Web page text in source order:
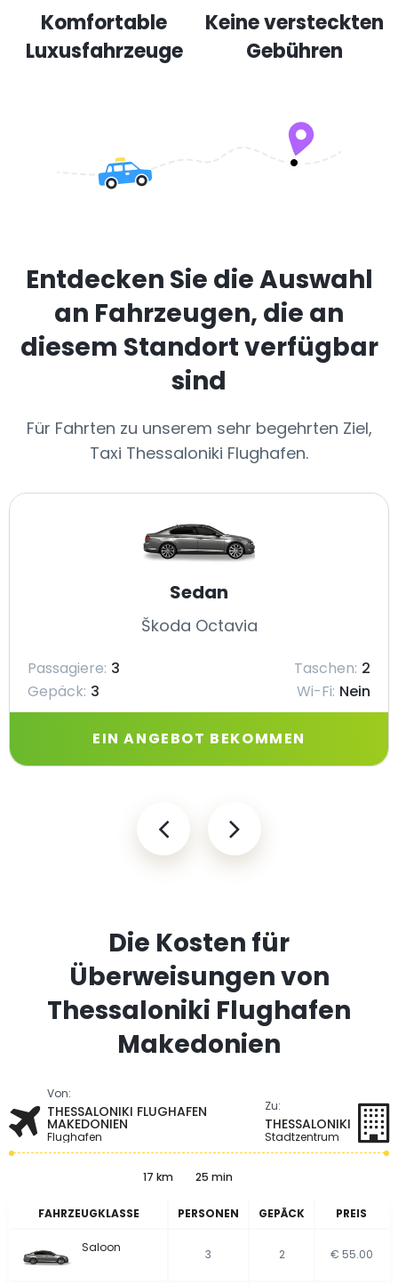
Komfortable
Luxusfahrzeuge
Keine versteckten
Gebühren
Entdecken Sie die Auswahl
an Fahrzeugen, die an
diesem Standort verfügbar
sind
Für Fahrten zu unserem sehr begehrten Ziel,
Taxi Thessaloniki Flughafen.
Sedan
Škoda Octavia
Passagiere: 3 Taschen: 2
Gepäck: 3 Wi-Fi: Nein
EIN ANGEBOT BEKOMMEN
Die Kosten für
Überweisungen von
Thessaloniki Flughafen
Makedonien
Von:
THESSALONIKI FLUGHAFEN
MAKEDONIEN
Flughafen
Zu:
THESSALONIKI
Stadtzentrum
17 km 25 min
FAHRZEUGKLASSE PERSONEN GEPÄCK PREIS
Saloon 3 2 € 55.00